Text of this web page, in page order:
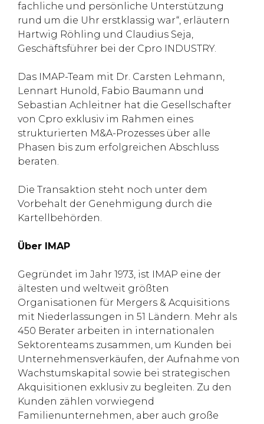
fachliche und persönliche Unterstützung
rund um die Uhr erstklassig war“, erläutern
Hartwig Röhling und Claudius Seja,
Geschäftsführer bei der Cpro INDUSTRY.
Das IMAP-Team mit Dr. Carsten Lehmann,
Lennart Hunold, Fabio Baumann und
Sebastian Achleitner hat die Gesellschafter
von Cpro exklusiv im Rahmen eines
strukturierten M&A-Prozesses über alle
Phasen bis zum erfolgreichen Abschluss
beraten.
Die Transaktion steht noch unter dem
Vorbehalt der Genehmigung durch die
Kartellbehörden.
Über IMAP
Gegründet im Jahr 1973, ist IMAP eine der
ältesten und weltweit größten
Organisationen für Mergers & Acquisitions
mit Niederlassungen in 51 Ländern. Mehr als
450 Berater arbeiten in internationalen
Sektorenteams zusammen, um Kunden bei
Unternehmensverkäufen, der Aufnahme von
Wachstumskapital sowie bei strategischen
Akquisitionen exklusiv zu begleiten. Zu den
Kunden zählen vorwiegend
Familienunternehmen, aber auch große